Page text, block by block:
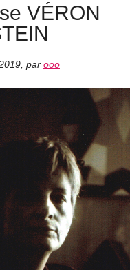
VÉRON
par ooo